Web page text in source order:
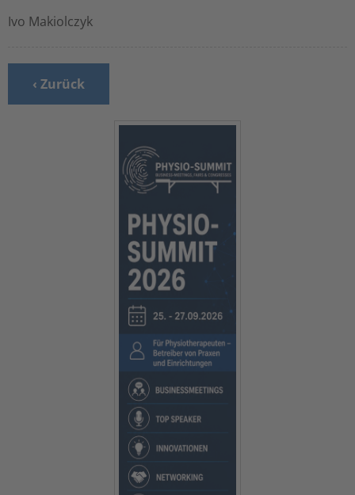
Ivo Makiolczyk
‹ Zurück